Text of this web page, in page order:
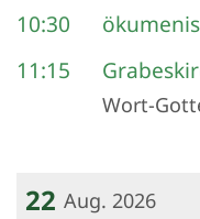
10:30
11:15
Wort-
22 Aug. 2026